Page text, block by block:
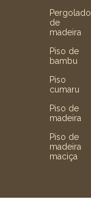
Pergolado
de
madeira
Piso de
bambu
Piso
cumaru
Piso de
madeira
Piso de
madeira
maciça